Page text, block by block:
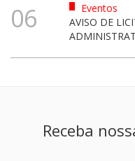
06
Eventos
AVISO DE
Receba